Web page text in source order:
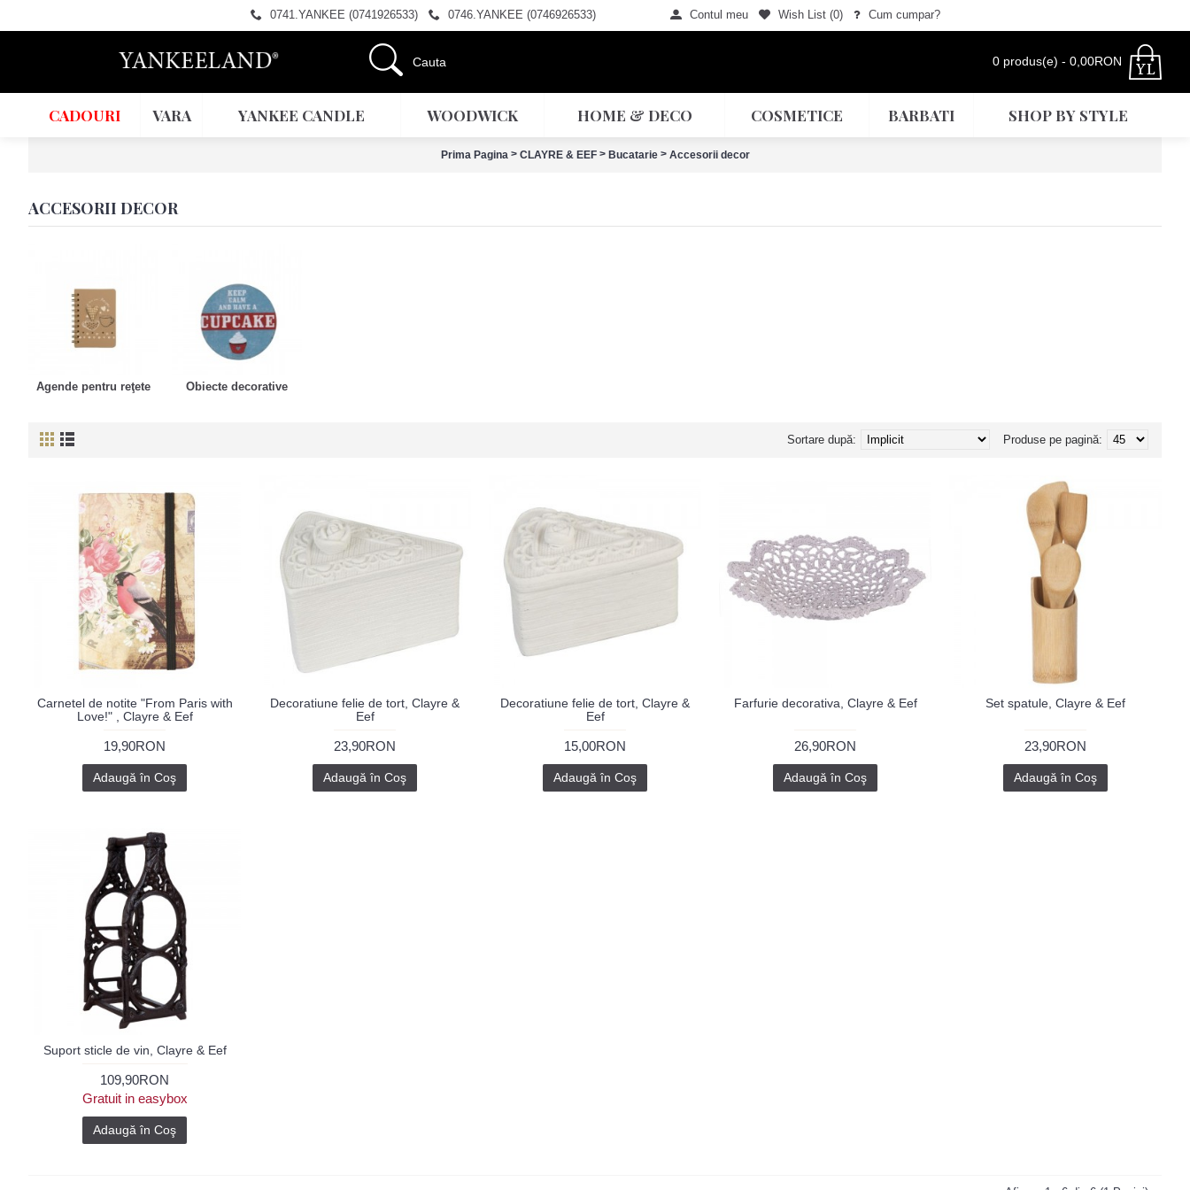
0741.YANKEE (0741926533) 0746.YANKEE (0746926533) Contul meu Wish List (0) Cum cumpar?
0 produs(e) - 0,00RON
CADOURI VARA YANKEE CANDLE WOODWICK HOME & DECO COSMETICE BARBATI SHOP BY STYLE
Prima Pagina > CLAYRE & EEF > Bucatarie > Accesorii decor
ACCESORII DECOR
Agende pentru reţete Obiecte decorative
Produse pe pagină:
Sortare după:
Carnetel de notite "From Paris with
Love!" , Clayre & Eef
19,90RON
Adaugă în Coş
Decoratiune felie de tort, Clayre &
Eef
23,90RON
Adaugă în Coş
Decoratiune felie de tort, Clayre &
Eef
15,00RON
Adaugă în Coş
Farfurie decorativa, Clayre & Eef
26,90RON
Adaugă în Coş
Set spatule, Clayre & Eef
23,90RON
Adaugă în Coş
Suport sticle de vin, Clayre & Eef
109,90RON
Gratuit in easybox
Adaugă în Coş